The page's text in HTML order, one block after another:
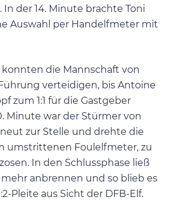
der 14. Minute brachte Toni
Auswahl per Handelfmeter mit
konnten die Mannschaft von
verteidigen, bis Antoine
zum 1:1 für die Gastgeber
Minute war der Stürmer von
zur Stelle und drehte die
umstrittenen Foulelfmeter, zu
In den Schlussphase ließ
anbrennen und so blieb es
Pleite aus Sicht der DFB-Elf.